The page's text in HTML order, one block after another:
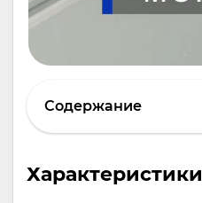
Содержание
Характеристики